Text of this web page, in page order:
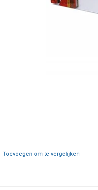
Toevoegen om te vergelijken